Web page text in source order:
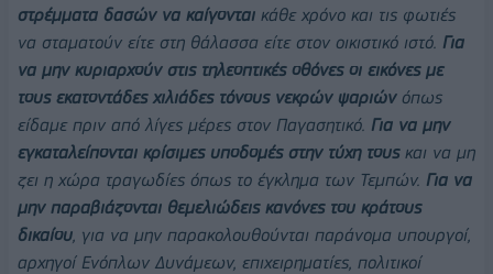
στρέμματα δασών να καίγονται κάθε χρόνο και τις φωτιές
να σταματούν είτε στη θάλασσα είτε στον οικιστικό ιστό. Για
να μην κυριαρχούν στις τηλεοπτικές οθόνες οι εικόνες με
τους εκατοντάδες χιλιάδες τόνους νεκρών ψαριώνόπως
είδαμε πριν από λίγες μέρες στον Παγασητικό. Για να μην
εγκαταλείπονται κρίσιμες υποδομές στην τύχη τουςκαι να μη
ζει η χώρα τραγωδίες όπως το έγκλημα των Τεμπών. Για να
μην παραβιάζονται θεμελιώδεις κανόνες του κράτους
δικαίου , για να μην παρακολουθούνται παράνομα υπουργοί,
αρχηγοί Ενόπλων Δυνάμεων, επιχειρηματίες, πολιτικοί